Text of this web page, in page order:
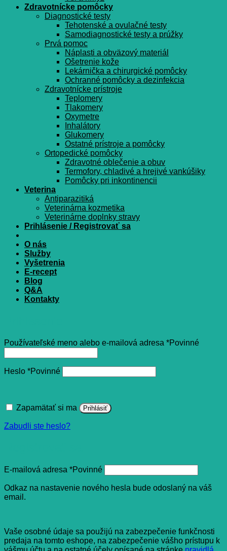
Zdravotnícke pomôcky
Diagnostické testy
Tehotenské a ovulačné testy
Samodiagnostické testy a prúžky
Prvá pomoc
Náplasti a obväzový materiál
Ošetrenie kože
Lekárnička a chirurgické pomôcky
Ochranné pomôcky a dezinfekcia
Zdravotnícke prístroje
Teplomery
Tlakomery
Oxymetre
Inhalátory
Glukomery
Ostatné prístroje a pomôcky
Ortopedické pomôcky
Zdravotné oblečenie a obuv
Termofory, chladivé a hrejivé vankúšiky
Pomôcky pri inkontinencii
Veterina
Antiparazitiká
Veterinárna kozmetika
Veterinárne doplnky stravy
Prihlásenie / Registrovať sa
O nás
Služby
Vyšetrenia
E-recept
Blog
Q&A
Kontakty
Používateľské meno alebo e-mailová adresa *Povinné
Heslo *Povinné
Zapamätať si ma Prihlásiť
Zabudli ste heslo?
E-mailová adresa *Povinné
Odkaz na nastavenie nového hesla bude odoslaný na váš
email.
Vaše osobné údaje sa použijú na zabezpečenie funkčnosti
predaja na tomto eshope, na zabezpečenie vášho prístupu k